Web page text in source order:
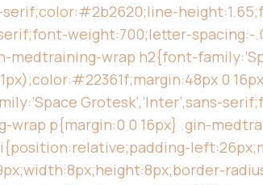
weight:700;letter-spacing:-
wrap h2{font-
0
Grotesk’,’Inter’,sans-
p{margin:0 0 16px} .gin-